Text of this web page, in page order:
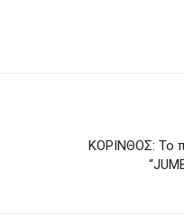
ΚΟΡΙΝΘΟΣ: Το